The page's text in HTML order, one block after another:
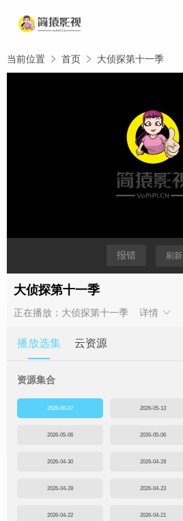
当前位置 首页 大侦探第十一季
报错 刷新
大侦探第十一季
正在播放：大侦探第十一季 详情
播放选集 云资源
资源集合
2026-06-07 2026-05-13
2026-05-06 2026-05-06
2026-04-30 2026-04-29
2026-04-28 2026-04-23
2026-04-22 2026-04-21